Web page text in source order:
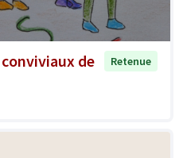
conviviaux de
Retenue